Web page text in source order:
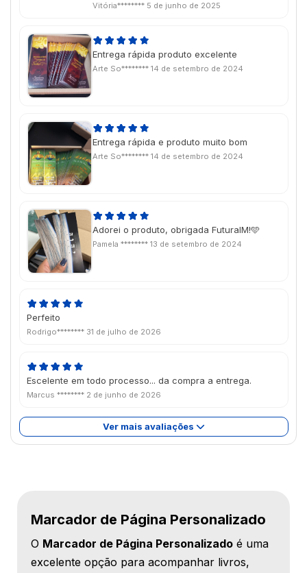
Vitória******** 5 de junho de 2025
Entrega rápida produto excelente
Arte So******** 14 de setembro de 2024
Entrega rápida e produto muito bom
Arte So******** 14 de setembro de 2024
Adorei o produto, obrigada FuturaIM!🩵
Pamela ******** 13 de setembro de 2024
Perfeito
Rodrigo******** 31 de julho de 2026
Escelente em todo processo... da compra a entrega.
Marcus ******** 2 de junho de 2026
Ver mais avaliações
Marcador de Página Personalizado
O Marcador de Página Personalizado é uma
excelente opção para acompanhar livros,